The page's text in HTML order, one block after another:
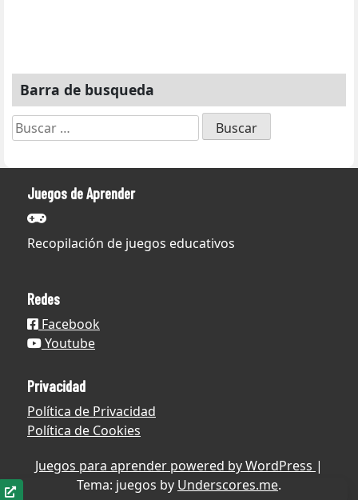
Barra de busqueda
Buscar:
Juegos de Aprender
Recopilación de juegos educativos
Redes
Facebook
Youtube
Privacidad
Política de Privacidad
Política de Cookies
Juegos para aprender powered by WordPress |
Tema: juegos by Underscores.me.